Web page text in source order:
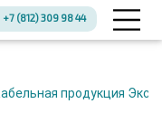
+7 (812) 309 98 44
Кабельная продукция